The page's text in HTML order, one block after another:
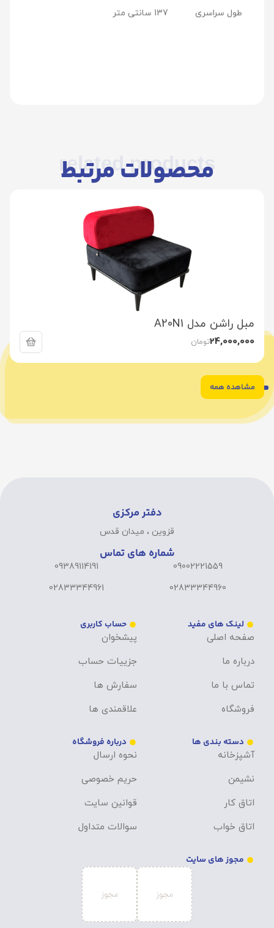
طول سراسری 137 سانتی متر
related products
محصولات مرتبط
مبل راشن مدل A20N1
24,000,000تومان
1
2
3
4 مشاهده همه
دفتر مرکزی
قزوین ، میدان قدس
شماره های تماس
09002221559
02833344960
09389114191
02833344961
لینک های مفید
صفحه اصلی
درباره ما
تماس با ما
فروشگاه
حساب کاربری
پیشخوان
جزییات حساب
سفارش ها
علاقمندی ها
دسته بندی ها
آشپزخانه
نشیمن
اتاق کار
اتاق خواب
درباره فروشگاه
نحوه ارسال
حریم خصوصی
قوانین سایت
سوالات متداول
مجوز های سایت